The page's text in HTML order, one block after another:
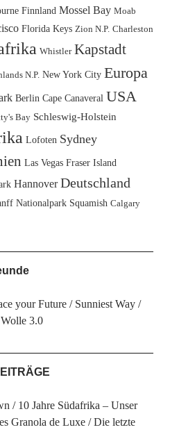
Finnland Mossel Bay Moab
Florida Keys Zion N.P. Charleston
Whistler Kapstadt
N.P. New York City Europa
Berlin Cape Canaveral USA
Bay Schleswig-Holstein
Lofoten Sydney
Las Vegas Fraser Island
Hannover Deutschland
Nationalpark Squamish Calgary
your Future
Sunniest Way
Wolle 3.0
10 Jahre Südafrika – Unser
Granola de Luxe
Die letzte